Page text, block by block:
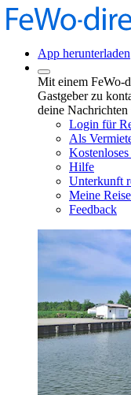
App herunterladen
Mit einem FeWo-
Gastgeber zu
deine Nachrichten
Login für
Als
Hilfe
Unterkunft
Meine
Feedback